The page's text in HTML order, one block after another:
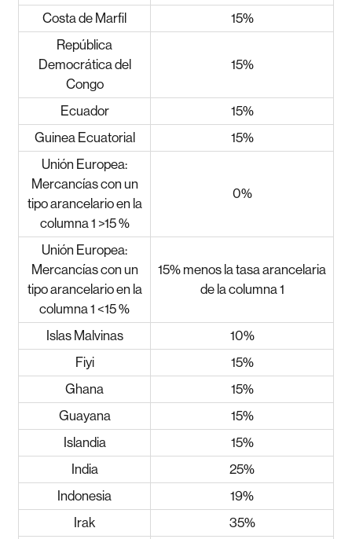
Costa de Marfil
15%
República
Democrática del
Congo
15%
Ecuador
15%
Guinea Ecuatorial
15%
Unión Europea:
Mercancías con un
tipo arancelario en la
columna 1 >15 %
0%
Unión Europea:
Mercancías con un
tipo arancelario en la
columna 1 <15 %
15% menos la tasa arancelaria
de la columna 1
Islas Malvinas
10%
Fiyi
15%
Ghana
15%
Guayana
15%
Islandia
15%
India
25%
Indonesia
19%
Irak
35%